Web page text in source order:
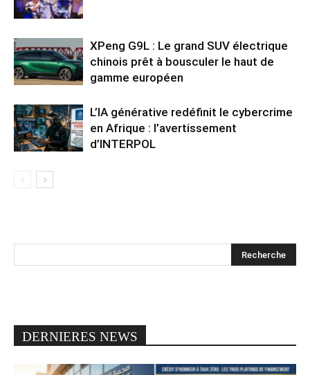
XPeng G9L : Le grand SUV électrique
chinois prêt à bousculer le haut de
gamme européen
L’IA générative redéfinit le cybercrime
en Afrique : l’avertissement
d’INTERPOL
DERNIERES NEWS